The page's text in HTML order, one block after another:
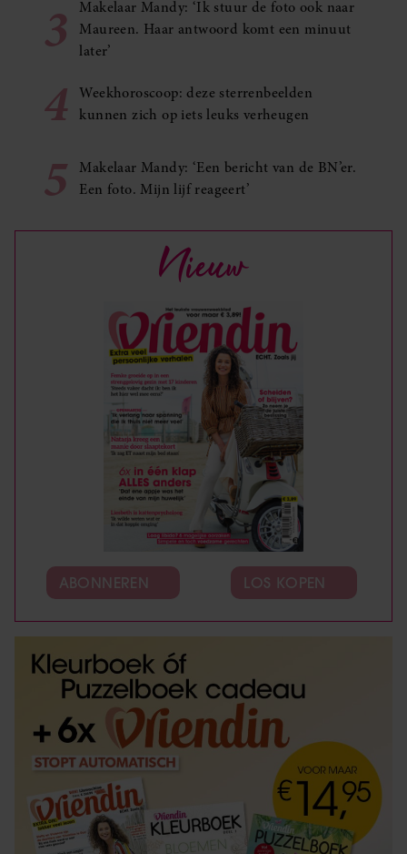
3
Makelaar Mandy: ‘Ik stuur de foto ook naar
Maureen. Haar antwoord komt een minuut
later’
4
Weekhoroscoop: deze sterrenbeelden
kunnen zich op iets leuks verheugen
5
Makelaar Mandy: ‘Een bericht van de BN’er.
Een foto. Mijn lijf reageert’
Nieuw
ABONNEREN LOS KOPEN